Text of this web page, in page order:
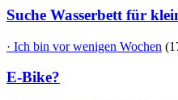
Suche Wasserbett für
· Ich bin vor wenigen Wochen
E-Bike?